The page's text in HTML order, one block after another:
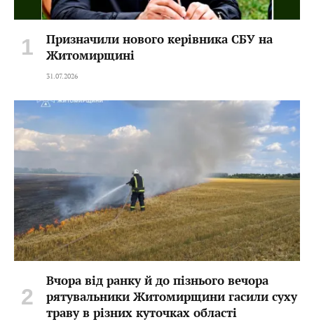
Призначили нового керівника СБУ на
Житомирщині
31.07.2026
Вчора від ранку й до пізнього вечора
рятувальники Житомирщини гасили суху
траву в різних куточках області